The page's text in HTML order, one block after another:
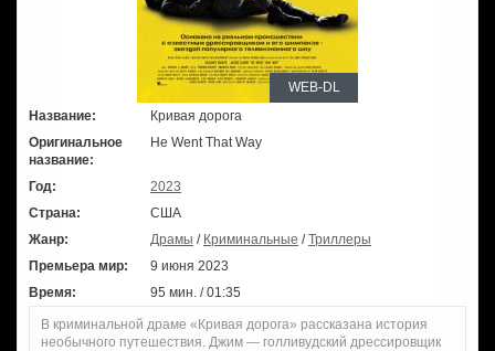
WEB-DL
Название:
Кривая дорога
Оригинальное
название:
He Went That Way
Год:
2023
Страна:
США
Жанр:
Драмы / Криминальные /Триллеры
Премьера мир:
9 июня 2023
Время:
95 мин. / 01:35
В криминальной драме «Кривая дорога» рассказана история
необычного путешествия. Джим — голливудский дрессировщик